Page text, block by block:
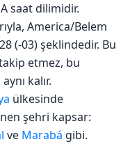
saat dilimidir.
America/Belem
(-03) şeklindedir. Bu
etmez, bu
kalır.
ülkesinde
şehri kapsar:
ve Marabá gibi.